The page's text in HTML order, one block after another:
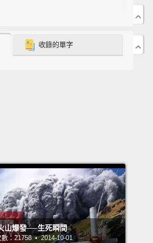
football fields in length will be
運作方式應該是這樣：一條約六
船上釋放；接著繫繩產生的能量
速度，讓它自然墜回地球並在大
達一萬七千五百英里的時速快速
道上使用的物品是個威脅。此
收錄的單字
山爆發──生死瞬間
數：21758 • 2014-10-01